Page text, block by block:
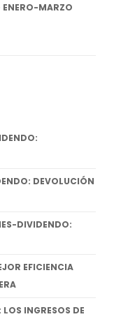
ENERO-MARZO
DEVOLUCIÓN
DIVIDENDO:
EFICIENCIA
INGRESOS DE